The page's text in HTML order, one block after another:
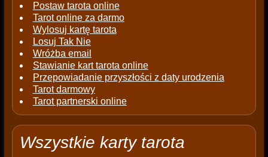
Postaw tarota online
Tarot online za darmo
Wylosuj kartę tarota
Losuj Tak Nie
Wróżba email
Stawianie kart tarota online
Przepowiadanie przyszłości z daty urodzenia
Tarot darmowy
Tarot partnerski online
Wszystkie karty tarota